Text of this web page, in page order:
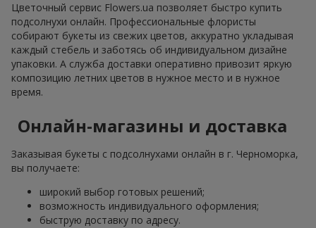
Цветочный сервис Flowers.ua позволяет быстро купить
подсолнухи онлайн. Профессиональные флористы
собирают букеты из свежих цветов, аккуратно укладывая
каждый стебель и заботясь об индивидуальном дизайне
упаковки. А служба доставки оперативно привозит яркую
композицию летних цветов в нужное место и в нужное
время.
Онлайн-магазины и доставка
Заказывая букеты с подсолнухами онлайн в г. Черноморка,
вы получаете:
широкий выбор готовых решений;
возможность индивидуального оформления;
быструю доставку по адресу.